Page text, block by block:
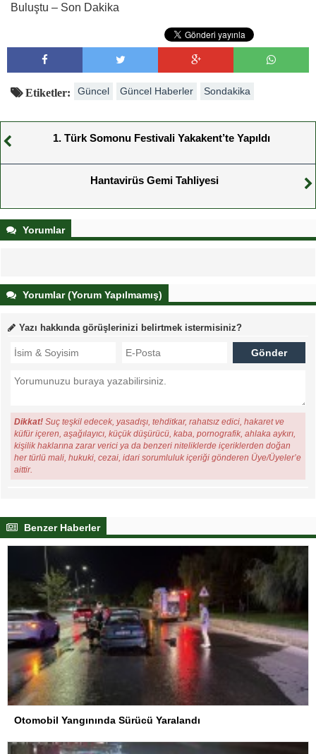
Buluştu – Son Dakika
Etiketler: Güncel Güncel Haberler Sondakika
1. Türk Somonu Festivali Yakakent’te Yapıldı
Hantavirüs Gemi Tahliyesi
Yorumlar
Yorumlar (Yorum Yapılmamış)
Yazı hakkında görüşlerinizi belirtmek istermisiniz?
Dikkat! Suç teşkil edecek, yasadışı, tehditkar, rahatsız edici, hakaret ve
küfür içeren, aşağılayıcı, küçük düşürücü, kaba, pornografik, ahlaka aykırı,
kişilik haklarına zarar verici ya da benzeri niteliklerde içeriklerden doğan
her türlü mali, hukuki, cezai, idari sorumluluk içeriği gönderen Üye/Üyeler’e
aittir.
Benzer Haberler
Otomobil Yangınında Sürücü Yaralandı